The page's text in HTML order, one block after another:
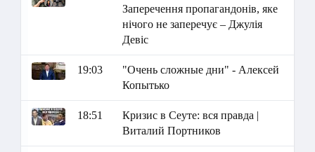
Заперечення пропагандонів, яке
нічого не заперечує – Джулія
Девіс
19:03
"Очень сложные дни" - Алексей
Копытько
18:51
Кризис в Сеуте: вся правда |
Виталий Портников